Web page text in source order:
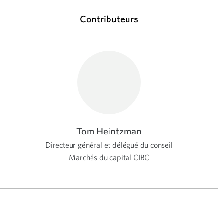
Contributeurs
Tom Heintzman
Directeur général et délégué du conseil
Marchés du capital CIBC